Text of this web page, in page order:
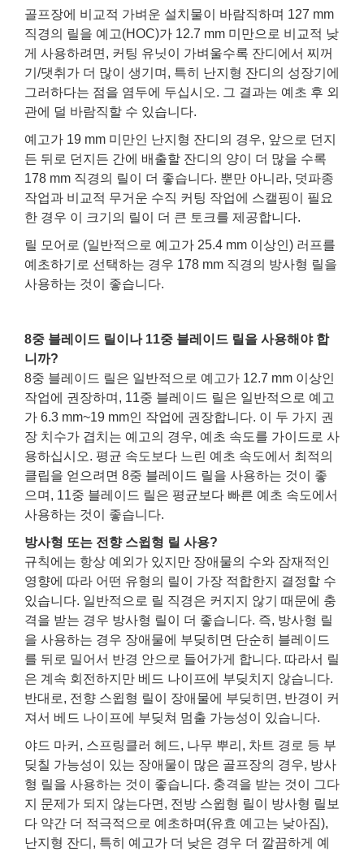
골프장에 비교적 가벼운 설치물이 바람직하며 127 mm
직경의 릴을 예고(HOC)가 12.7 mm 미만으로 비교적 낮
게 사용하려면, 커팅 유닛이 가벼울수록 잔디에서 찌꺼
기/댓취가 더 많이 생기며, 특히 난지형 잔디의 성장기에
그러하다는 점을 염두에 두십시오. 그 결과는 예초 후 외
관에 덜 바람직할 수 있습니다.
예고가 19 mm 미만인 난지형 잔디의 경우, 앞으로 던지
든 뒤로 던지든 간에 배출할 잔디의 양이 더 많을 수록
178 mm 직경의 릴이 더 좋습니다. 뿐만 아니라, 덧파종
작업과 비교적 무거운 수직 커팅 작업에 스캘핑이 필요
한 경우 이 크기의 릴이 더 큰 토크를 제공합니다.
릴 모어로 (일반적으로 예고가 25.4 mm 이상인) 러프를
예초하기로 선택하는 경우 178 mm 직경의 방사형 릴을
사용하는 것이 좋습니다.
8중 블레이드 릴이나 11중 블레이드 릴을 사용해야 합
니까?
8중 블레이드 릴은 일반적으로 예고가 12.7 mm 이상인
작업에 권장하며, 11중 블레이드 릴은 일반적으로 예고
가 6.3 mm~19 mm인 작업에 권장합니다. 이 두 가지 권
장 치수가 겹치는 예고의 경우, 예초 속도를 가이드로 사
용하십시오. 평균 속도보다 느린 예초 속도에서 최적의
클립을 얻으려면 8중 블레이드 릴을 사용하는 것이 좋
으며, 11중 블레이드 릴은 평균보다 빠른 예초 속도에서
사용하는 것이 좋습니다.
방사형 또는 전향 스윕형 릴 사용?
규칙에는 항상 예외가 있지만 장애물의 수와 잠재적인
영향에 따라 어떤 유형의 릴이 가장 적합한지 결정할 수
있습니다. 일반적으로 릴 직경은 커지지 않기 때문에 충
격을 받는 경우 방사형 릴이 더 좋습니다. 즉, 방사형 릴
을 사용하는 경우 장애물에 부딪히면 단순히 블레이드
를 뒤로 밀어서 반경 안으로 들어가게 합니다. 따라서 릴
은 계속 회전하지만 베드 나이프에 부딪치지 않습니다.
반대로, 전향 스윕형 릴이 장애물에 부딪히면, 반경이 커
져서 베드 나이프에 부딪쳐 멈출 가능성이 있습니다.
야드 마커, 스프링클러 헤드, 나무 뿌리, 차트 경로 등 부
딪칠 가능성이 있는 장애물이 많은 골프장의 경우, 방사
형 릴을 사용하는 것이 좋습니다. 충격을 받는 것이 그다
지 문제가 되지 않는다면, 전방 스윕형 릴이 방사형 릴보
다 약간 더 적극적으로 예초하며(유효 예고는 낮아짐),
난지형 잔디, 특히 예고가 더 낮은 경우 더 깔끔하게 예